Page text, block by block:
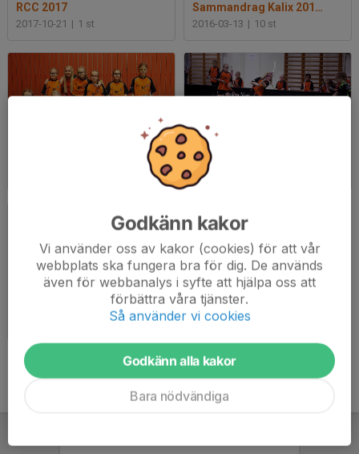
RCC 2017
2017-10-21 | 1 st
Sammandrag Kalix 2016-03-12
2016-03-13 | 10 st
Sammandrag i Hortlax - Jan 2016
2016-01-10
Godkänn kakor
Vi använder oss av kakor (cookies) för att vår
webbplats ska fungera bra för dig. De används
även för webbanalys i syfte att hjälpa oss att
förbättra våra tjänster.
Så använder vi cookies
Godkänn alla kakor
Bara nödvändiga